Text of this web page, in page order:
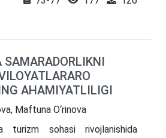
qarorlarini mustahkamlaydi.
SAMARADORLIKNI
AHAMIYATLILIGI
Maftuna O‘rinova
turizm sohasi rivojlanishida